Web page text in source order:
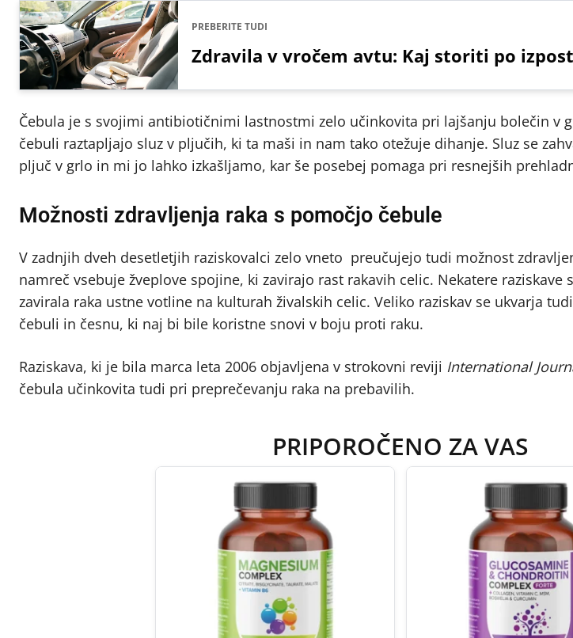
PREBERITE TUDI
Zdravila v vročem avtu: Kaj storiti po
Čebula je s svojimi antibiotičnimi lastnostmi zelo učinkovita pri lajšanju bolečin v
čebuli raztapljajo sluz v pljučih, ki ta maši in nam tako otežuje dihanje. Sluz se
pljuč v grlo in mi jo lahko izkašljamo, kar še posebej pomaga pri resnejših
Možnosti zdravljenja raka s pomočjo čebule
V zadnjih dveh desetletjih raziskovalci zelo vneto preučujejo tudi možnost
namreč vsebuje žveplove spojine, ki zavirajo rast rakavih celic. Nekatere raziskave
zavirala raka ustne votline na kulturah živalskih celic. Veliko raziskav se ukvarja
čebuli in česnu, ki naj bi bile koristne snovi v boju proti raku.
Raziskava, ki je bila marca leta 2006 objavljena v strokovni reviji International
čebula učinkovita tudi pri preprečevanju raka na prebavilih.
PRIPOROČENO ZA VAS